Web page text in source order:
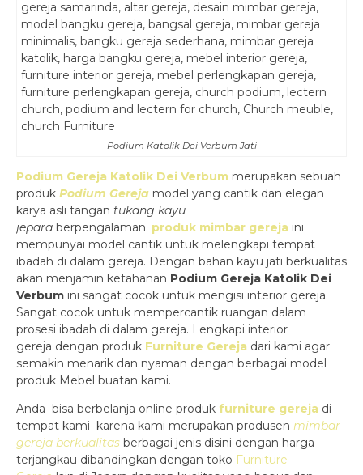
Podium Katolik Dei Verbum Jati
Podium Gereja Katolik Dei Verbum merupakan sebuah
produk Podium Gereja model yang cantik dan elegan
karya asli tangan tukang kayu
jepara berpengalaman. produk mimbar gereja ini
mempunyai model cantik untuk melengkapi tempat
ibadah di dalam gereja. Dengan bahan kayu jati berkualitas
akan menjamin ketahanan Podium Gereja Katolik Dei
Verbum ini sangat cocok untuk mengisi interior gereja.
Sangat cocok untuk mempercantik ruangan dalam
prosesi ibadah di dalam gereja. Lengkapi interior
gereja dengan produk Furniture Gereja dari kami agar
semakin menarik dan nyaman dengan berbagai model
produk Mebel buatan kami.
Anda bisa berbelanja online produk furniture gereja di
tempat kami karena kami merupakan produsen mimbar
gereja berkualitas berbagai jenis disini dengan harga
terjangkau dibandingkan dengan toko Furniture